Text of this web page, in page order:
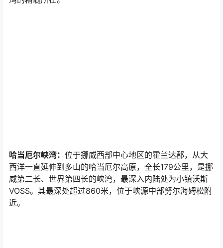
湾的精髓所在。
哈当厄尔峡湾：位于挪威西部中心地区的霍兰达郡，从大
西洋一直延伸到多山的哈当厄尔高原，全长179公里，是挪
威第二长、世界第四长的峡湾，最深入内陆处为小镇沃斯
VOSS。其最深处超过860米，位于峡源中部努尔海姆松附
近。